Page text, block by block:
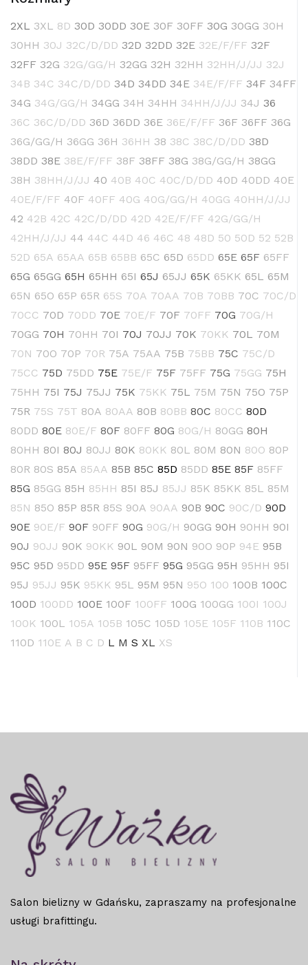
2XL 3XL 8D 30D 30DD 30E 30F 30FF 30G 30GG 30H
30HH 30J 32C/D/DD 32D 32DD 32E 32E/F/FF 32F
32FF 32G 32G/GG/H 32GG 32H 32HH 32HH/J/JJ 32J
34B 34C 34C/D/DD 34D 34DD 34E 34E/F/FF 34F 34FF
34G 34G/GG/H 34GG 34H 34HH 34HH/J/JJ 34J 36
36C 36C/D/DD 36D 36DD 36E 36E/F/FF 36F 36FF 36G
36G/GG/H 36GG 36H 36HH 38 38C 38C/D/DD 38D
38DD 38E 38E/F/FF 38F 38FF 38G 38G/GG/H 38GG
38H 38HH/J/JJ 40 40B 40C 40C/D/DD 40D 40DD 40E
40E/F/FF 40F 40FF 40G 40G/GG/H 40GG 40HH/J/JJ
42 42B 42C 42C/D/DD 42D 42E/F/FF 42G/GG/H
42HH/J/JJ 44 44C 44D 46 46C 48 48D 50 50D 52 52B
52D 65A 65AA 65B 65BB 65C 65D 65DD 65E 65F 65FF
65G 65GG 65H 65HH 65I 65J 65JJ 65K 65KK 65L 65M
65N 65O 65P 65R 65S 70A 70AA 70B 70BB 70C 70C/D
70CC 70D 70DD 70E 70E/F 70F 70FF 70G 70G/H
70GG 70H 70HH 70I 70J 70JJ 70K 70KK 70L 70M
70N 70O 70P 70R 75A 75AA 75B 75BB 75C 75C/D
75CC 75D 75DD 75E 75E/F 75F 75FF 75G 75GG 75H
75HH 75I 75J 75JJ 75K 75KK 75L 75M 75N 75O 75P
75R 75S 75T 80A 80AA 80B 80BB 80C 80CC 80D
80DD 80E 80E/F 80F 80FF 80G 80G/H 80GG 80H
80HH 80I 80J 80JJ 80K 80KK 80L 80M 80N 80O 80P
80R 80S 85A 85AA 85B 85C 85D 85DD 85E 85F 85FF
85G 85GG 85H 85HH 85I 85J 85JJ 85K 85KK 85L 85M
85N 85O 85P 85R 85S 90A 90AA 90B 90C 90C/D 90D
90E 90E/F 90F 90FF 90G 90G/H 90GG 90H 90HH 90I
90J 90JJ 90K 90KK 90L 90M 90N 90O 90P 94E 95B
95C 95D 95DD 95E 95F 95FF 95G 95GG 95H 95HH 95I
95J 95JJ 95K 95KK 95L 95M 95N 95O 100 100B 100C
100D 100DD 100E 100F 100FF 100G 100GG 100I 100J
100K 100L 105A 105B 105C 105D 105E 105F 110B 110C
110D 110E A B C D L M S XL XS
Salon bielizny w Gdańsku, zapraszamy na profesjonalne
usługi brafittingu.